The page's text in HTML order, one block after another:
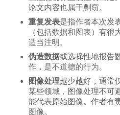
论文内容也属于剽窃。
重复发表是指作者本次发
（包括数据和图表）有
适当注明。
伪造数据或选择性地报告
作，是不道德的行为。
图像处理越少越好，通常
某些领域，图像处理不可
能代表原始图像。作者有
图像。